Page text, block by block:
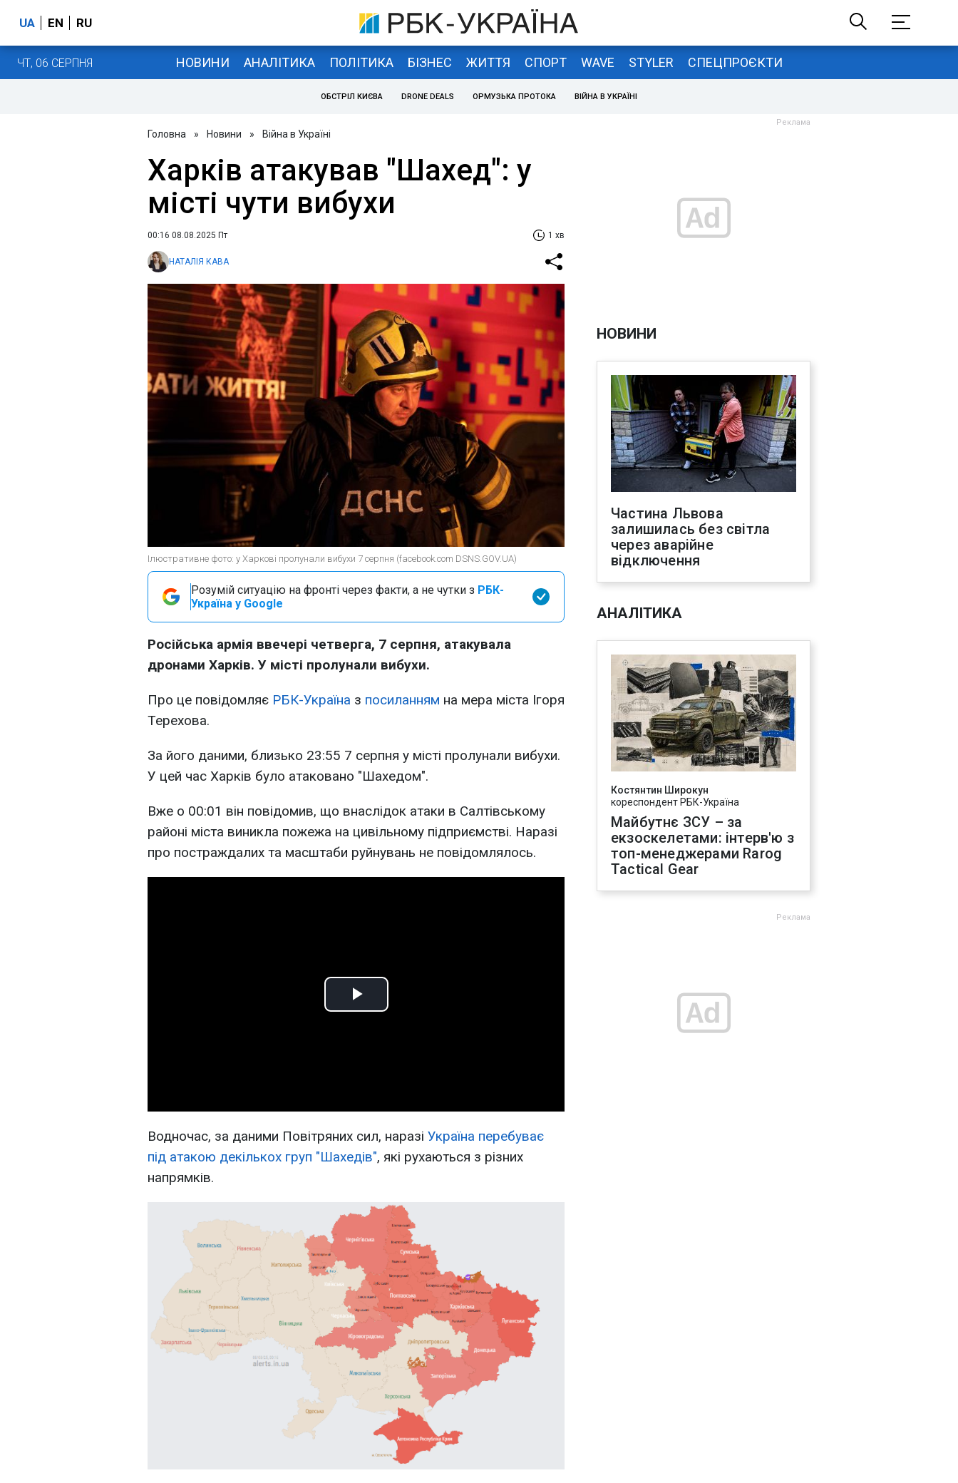
UA EN RU
ЧТ, 06 СЕРПНЯ НОВИНИ АНАЛІТИКА ПОЛІТИКА БІЗНЕС ЖИТТЯ СПОРТ WAVE STYLER СПЕЦПРОЄКТИ
ОБСТРІЛ КИЄВА DRONE DEALS ОРМУЗЬКА ПРОТОКА ВІЙНА В УКРАЇНІ
Головна » Новини » Війна в Україні
Харків атакував "Шахед": у
місті чути вибухи
00:16 08.08.2025 Пт 1 хв
НАТАЛІЯ КАВА
Ілюстративне фото: у Харкові пролунали вибухи 7 серпня (facebook.com DSNS.GOV.UA)
Розумій ситуацію на фронті через факти, а не чутки з РБК-
Україна у Google
Російська армія ввечері четверга, 7 серпня, атакувала
дронами Харків. У місті пролунали вибухи.
Про це повідомляє РБК-Україна з посиланням на мера міста Ігоря
Терехова.
За його даними, близько 23:55 7 серпня у місті пролунали вибухи.
У цей час Харків було атаковано "Шахедом".
Вже о 00:01 він повідомив, що внаслідок атаки в Салтівському
районі міста виникла пожежа на цивільному підприємстві. Наразі
про постраждалих та масштаби руйнувань не повідомлялось.
Play
Водночас, за даними Повітряних сил, наразі Україна перебуває
під атакою декількох груп "Шахедів", які рухаються з різних
напрямків.
НОВИНИ
Частина Львова
залишилась без світла
через аварійне
відключення
АНАЛІТИКА
Костянтин Широкун
кореспондент РБК-Україна
Майбутнє ЗСУ – за
екзоскелетами: інтерв'ю з
топ-менеджерами Rarog
Tactical Gear